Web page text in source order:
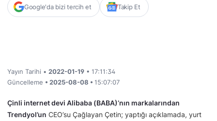
Google'da bizi tercih et Takip Et
Yayın Tarihi • 2022-01-19 • 17:11:34
Güncelleme • 2025-08-08 • 15:07:07
Çinli internet devi Alibaba (BABA)’nın markalarından
Trendyol’un CEO’su Çağlayan Çetin; yaptığı açıklamada, yurt